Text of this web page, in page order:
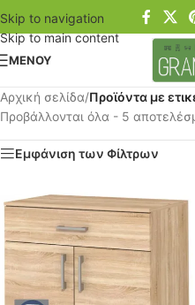
Skip to navigation
Skip to main content
ΜΕΝΟΥ
Αρχική σελίδα/Προϊόντα με
Προβάλλονται όλα - 5
Εμφάνιση των Φίλτρων